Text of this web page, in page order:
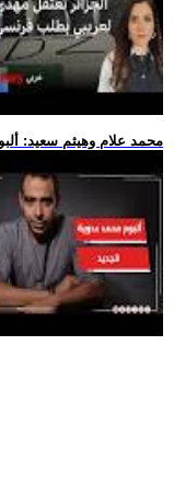
.. محمد علام وهيثم سعيد: